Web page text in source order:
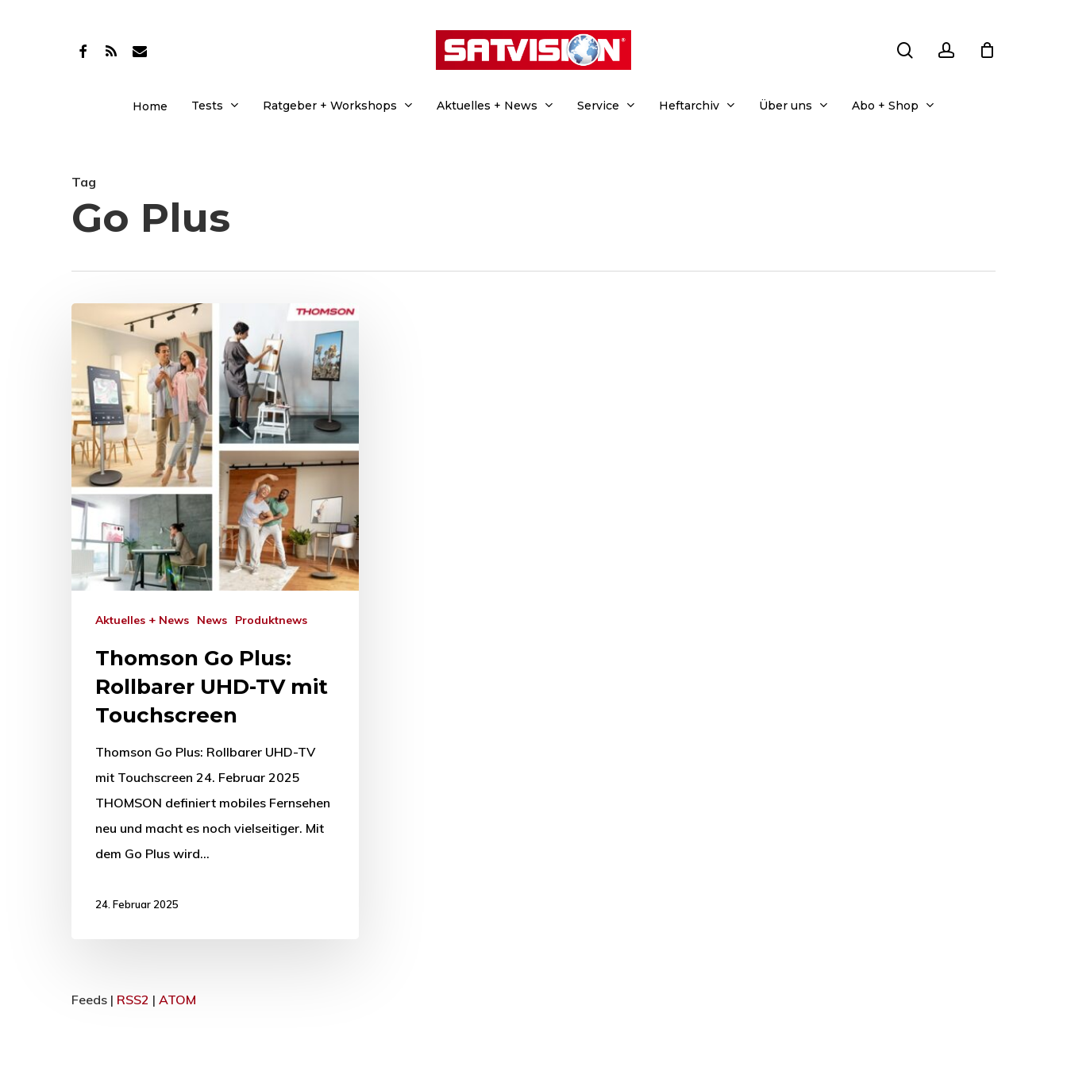
Drücken Sie Enter zum Suchen oder ESC zum Schließen.
facebook
RSS email
Home Tests Ratgeber + Workshops Aktuelles + News Service Heftarchiv Über uns Abo + Shop
Tag
Go Plus
Aktuelles + News News Produktnews
Thomson Go Plus:
Rollbarer UHD-TV mit
Touchscreen
Thomson Go Plus: Rollbarer UHD-TV
mit Touchscreen 24. Februar 2025
THOMSON definiert mobiles Fernsehen
neu und macht es noch vielseitiger. Mit
dem Go Plus wird…
24. Februar 2025
Feeds | RSS2 | ATOM